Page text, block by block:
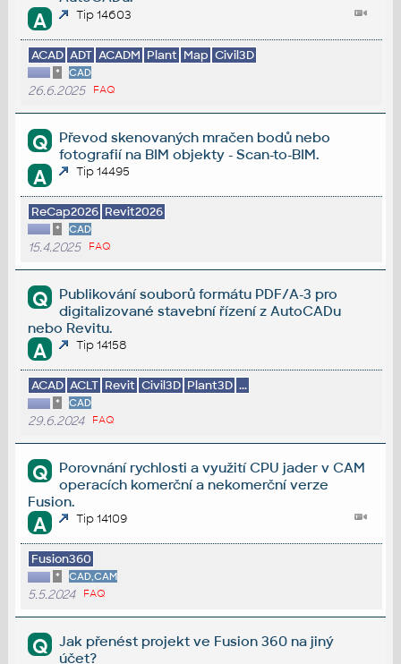
A Tip 14603
ACAD ADT ACADM Plant Map Civil3D
* CAD
26.6.2025 FAQ
Q
Převod skenovaných mračen bodů nebo
fotografií na BIM objekty - Scan-to-BIM.
A Tip 14495
ReCap2026 Revit2026
* CAD
15.4.2025 FAQ
Q
Publikování souborů formátu PDF/A-3 pro
digitalizované stavební řízení z AutoCADu
nebo Revitu.
A Tip 14158
ACAD ACLT Revit Civil3D Plant3D ...
* CAD
29.6.2024 FAQ
Q
Porovnání rychlosti a využití CPU jader v CAM
operacích komerční a nekomerční verze
Fusion.
A Tip 14109
Fusion360
* CAD,CAM
5.5.2024 FAQ
Q
Jak přenést projekt ve Fusion 360 na jiný
účet?